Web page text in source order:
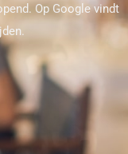
Op Google vindt